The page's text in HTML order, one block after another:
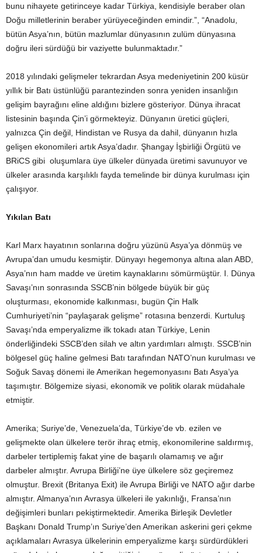
bunu nihayete getirinceye kadar Türkiya, kendisiyle beraber olan
Doğu milletlerinin beraber yürüyeceğinden emindir.”, “Anadolu,
bütün Asya’nın, bütün mazlumlar dünyasının zulüm dünyasına
doğru ileri sürdüğü bir vaziyette bulunmaktadır.”
2018 yılındaki gelişmeler tekrardan Asya medeniyetinin 200 küsür
yıllık bir Batı üstünlüğü parantezinden sonra yeniden insanlığın
gelişim bayrağını eline aldığını bizlere gösteriyor. Dünya ihracat
listesinin başında Çin’i görmekteyiz. Dünyanın üretici güçleri,
yalnızca Çin değil, Hindistan ve Rusya da dahil, dünyanın hızla
gelişen ekonomileri artık Asya’dadır. Şhangay İşbirliği Örgütü ve
BRiCS gibi oluşumlara üye ülkeler dünyada üretimi savunuyor ve
ülkeler arasında karşılıklı fayda temelinde bir dünya kurulması için
çalışıyor.
Yıkılan Batı
Karl Marx hayatının sonlarına doğru yüzünü Asya’ya dönmüş ve
Avrupa’dan umudu kesmiştir. Dünyayı hegemonya altına alan ABD,
Asya’nın ham madde ve üretim kaynaklarını sömürmüştür. I. Dünya
Savaşı’nın sonrasında SSCB’nin bölgede büyük bir güç
oluşturması, ekonomide kalkınması, bugün Çin Halk
Cumhuriyeti’nin “paylaşarak gelişme” rotasına benzerdi. Kurtuluş
Savaşı’nda emperyalizme ilk tokadı atan Türkiye, Lenin
önderliğindeki SSCB’den silah ve altın yardımları almıştı. SSCB’nin
bölgesel güç haline gelmesi Batı tarafından NATO’nun kurulması ve
Soğuk Savaş dönemi ile Amerikan hegemonyasını Batı Asya’ya
taşımıştır. Bölgemize siyasi, ekonomik ve politik olarak müdahale
etmiştir.
Amerika; Suriye’de, Venezuela’da, Türkiye’de vb. ezilen ve
gelişmekte olan ülkelere terör ihraç etmiş, ekonomilerine saldırmış,
darbeler tertiplemiş fakat yine de başarılı olamamış ve ağır
darbeler almıştır. Avrupa Birliği’ne üye ülkelere söz geçiremez
olmuştur. Brexit (Britanya Exit) ile Avrupa Birliği ve NATO ağır darbe
almıştır. Almanya’nın Avrasya ülkeleri ile yakınlığı, Fransa’nın
değişimleri bunları pekiştirmektedir. Amerika Birleşik Devletler
Başkanı Donald Trump’ın Suriye’den Amerikan askerini geri çekme
açıklamaları Avrasya ülkelerinin emperyalizme karşı sürdürdükleri